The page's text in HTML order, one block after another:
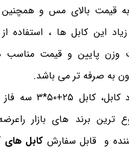
به قیمت بالای مس و
این کابل ها ، استفاده
وزن پایین و قیمت
به صرفه تر می باشد.
واحد فروش آراد کابل،
ترین برند های بازار
و قابل سفارش کابل های